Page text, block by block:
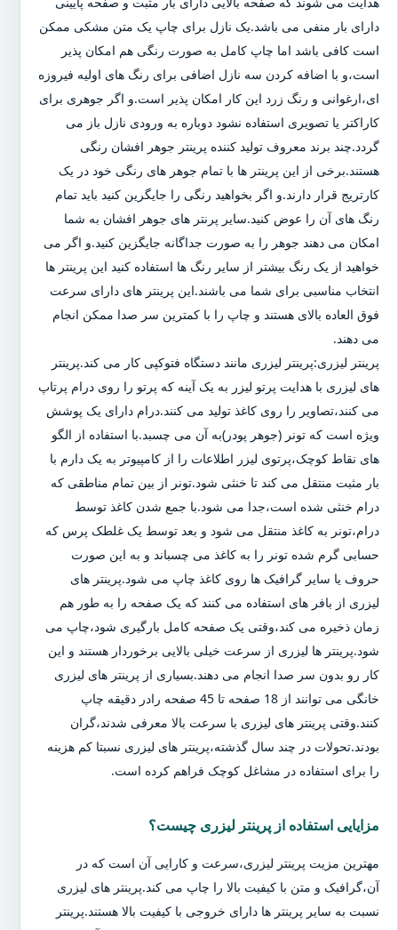
دارای بار منفی می باشد.یک نازل برای چاپ یک متن مشکی ممکن
است کافی باشد اما چاپ کامل به صورت رنگی هم امکان پذیر
است،و با اضافه کردن سه نازل اضافی برای رنگ های اولیه فیروزه
ای،ارغوانی و رنگ زرد این کار امکان پذیر است.و اگر جوهری برای
کاراکتر یا تصویری استفاده نشود دوباره به ورودی نازل باز می
گردد.چند برند معروف تولید کننده پرینتر جوهر افشان رنگی
هستند.برخی از این پرینتر ها با تمام جوهر های رنگی خود در یک
کارتریج قرار دارند.و اگر بخواهید رنگی را جایگرین کنید باید تمام
رنگ های آن را عوض کنید.سایر پرنتر های جوهر افشان به شما
امکان می دهند جوهر را به صورت جداگانه جایگزین کنید.و اگر می
خواهید از یک رنگ بیشتر از سایر رنگ ها استفاده کنید این پرینتر ها
انتخاب مناسبی برای شما می باشند.این پرینتر های دارای سرعت
فوق العاده بالای هستند و چاپ را با کمترین سر صدا ممکن انجام
می دهند.
پرینتر لیزری:پرینتر لیزری مانند دستگاه فتوکپی کار می کند.پرینتر
های لیزری با هدایت پرتو لیزر به یک آینه که پرتو را روی درام پرتاپ
می کنند،تصاویر را روی کاغذ تولید می کنند.درام دارای یک پوشش
ویژه است که تونر (جوهر پودر)به آن می چسبد.با استفاده از الگو
های نقاط کوچک،پرتوی لیزر اطلاعات را از کامپیوتر به یک دارم با
بار مثبت منتقل می کند تا خنثی شود.تونر از بین تمام مناطقی که
درام خنثی شده است،جدا می شود.با جمع شدن کاغذ توسط
درام،تونر به کاغذ منتقل می شود و بعد توسط یک غلطک پرس که
حسابی گرم شده تونر را به کاغذ می چسباند و به این صورت
حروف یا سایر گرافیک ها روی کاغذ چاپ می شود.پرینتر های
لیزری از بافر های استفاده می کنند که یک صفحه را به طور هم
زمان ذخیره می کند،وقتی یک صفحه کامل بارگیری شود،چاپ می
شود.پرینتر ها لیزری از سرعت خیلی بالایی برخوردار هستند و این
کار رو بدون سر صدا انجام می دهند.بسیاری از پرینتر های لیزری
خانگی می توانند از 18 صفحه تا 45 صفحه رادر دقیقه چاپ
کنند.وقتی پرینتر های لیزری با سرعت بالا معرفی شدند،گران
بودند.تحولات در چند سال گذشته،پرینتر های لیزری نسبتا کم هزینه
را برای استفاده در مشاغل کوچک فراهم کرده است.
مزایایی استفاده از پرینتر لیزری چیست؟
مهترین مزیت پرینتر لیزری،سرعت و کارایی آن است که در
آن،گرافیک و متن با کیفیت بالا را چاپ می کند.پرینتر های لیزری
نسبت به سایر پرینتر ها دارای خروجی با کیفیت بالا هستند.پرینتر